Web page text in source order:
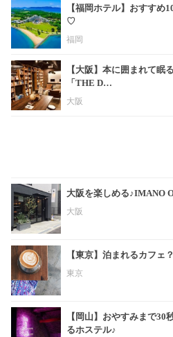
【福岡ホテル】おすすめ
♡
福岡
【大阪】本に囲まれて
「THE D…
大阪
大阪を楽しめる♪IMANO
大阪
【東京】泊まれるカフ
東京
【岡山】おやすみまで30
るホステル♪